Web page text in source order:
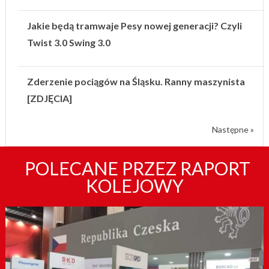
Jakie będą tramwaje Pesy nowej generacji? Czyli
Twist 3.0 Swing 3.0
Zderzenie pociągów na Śląsku. Ranny maszynista
[ZDJĘCIA]
Następne »
POLECANE PRZEZ RAPORT
KOLEJOWY